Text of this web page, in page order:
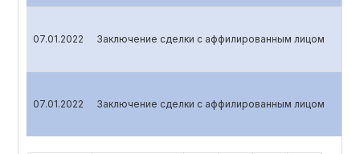
07.01.2022 Заключение сделки с аффилированным лицом
07.01.2022 Заключение сделки с аффилированным лицом